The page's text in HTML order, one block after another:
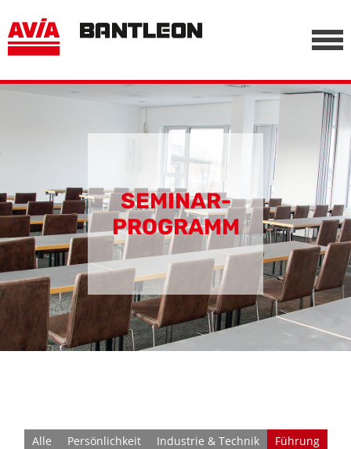
-->
SEMINAR­
PROGRAMM
Alle Persönlichkeit Industrie & Technik Führung